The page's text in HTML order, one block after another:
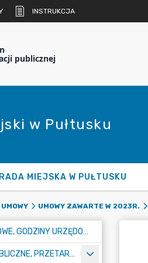
INSTRUKCJA
publicznej
w Pułtusku
RADA MIEJSKA W PUŁTUSKU
UMOWY UMOWY ZAWARTE W 2023R.
DANE KONTAKTOWE, GODZINY URZĘDOWANIA I NUMER KONTA BANKOWEGO
ZAMÓWIENIA PUBLICZNE, PRZETARGI, KONKURSY